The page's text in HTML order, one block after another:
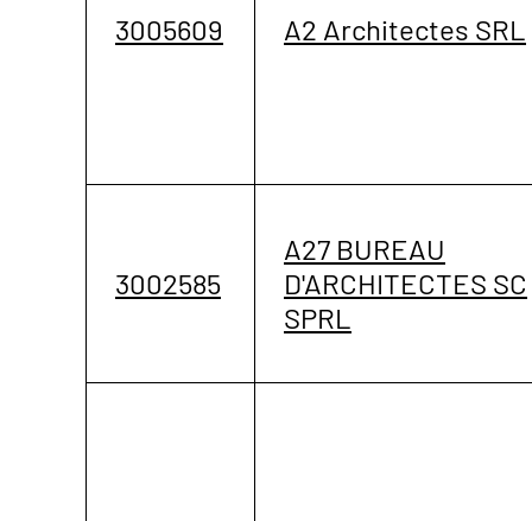
3005609 A2 Architectes SRL
3002585
A27 BUREAU
D'ARCHITECTES SC
SPRL